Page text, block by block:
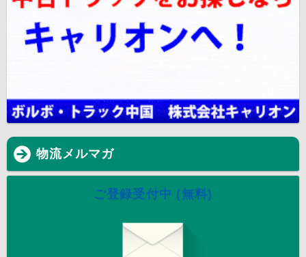
物流メルマガ
ご登録受付中 (無料)